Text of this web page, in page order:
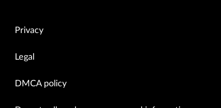
Privacy
Legal
DMCA policy